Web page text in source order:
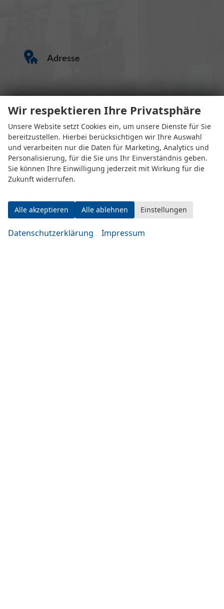
Adresse
Eugen-Rosner-Str. 16
83278 Traunstein
Wir respektieren Ihre Privatsphäre
Unsere Website setzt Cookies ein, um unsere Dienste für Sie
bereitzustellen. Hierbei berücksichtigen wir Ihre Auswahl
und verarbeiten nur die Daten für Marketing, Analytics und
Personalisierung, für die Sie uns Ihr Einverständnis geben.
Sie können Ihre Einwilligung jederzeit mit Wirkung für die
Zukunft widerrufen.
Alle akzeptieren Alle ablehnen Einstellungen
Datenschutzerklärung Impressum